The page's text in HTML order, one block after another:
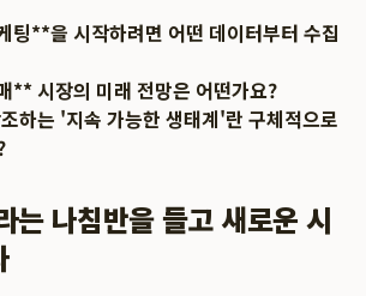
팅**을 시작하려면 어떤 데이터부터 수집
** 시장의 미래 전망은 어떤가요?
하는 '지속 가능한 생태계'란 구체적으로
는 나침반을 들고 새로운 시